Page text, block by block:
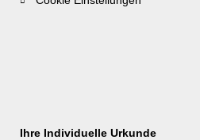
Ihre Individuelle Urkunde